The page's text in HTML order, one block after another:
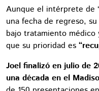
Aunque el intérprete de
una fecha de regreso,
bajo tratamiento médico
que su prioridad es
Joel finalizó en julio de
una década en el